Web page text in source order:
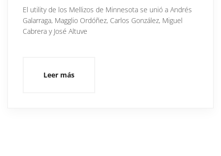
El utility de los Mellizos de Minnesota se unió a Andrés
Galarraga, Magglio Ordóñez, Carlos González, Miguel
Cabrera y José Altuve
Leer más